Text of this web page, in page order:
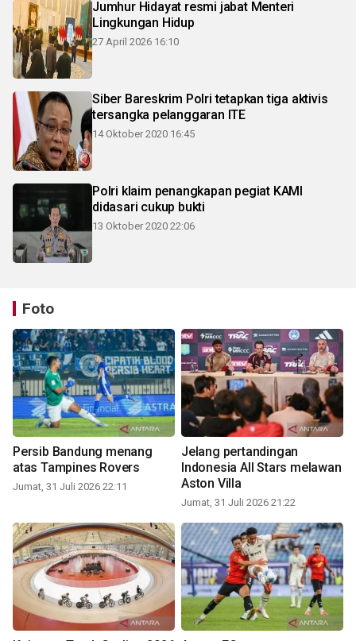
Jumhur Hidayat resmi jabat Menteri
Lingkungan Hidup
27 April 2026 16:10
Siber Bareskrim Polri tetapkan tiga aktivis
tersangka pelanggaran ITE
14 Oktober 2020 16:45
Polri klaim penangkapan pegiat KAMI
didasari cukup bukti
13 Oktober 2020 22:06
Foto
Persib Bandung menang
atas Tampines Rovers
Jumat, 31 Juli 2026 22:11
Jelang pertandingan
Indonesia All Stars melawan
Aston Villa
Jumat, 31 Juli 2026 21:22